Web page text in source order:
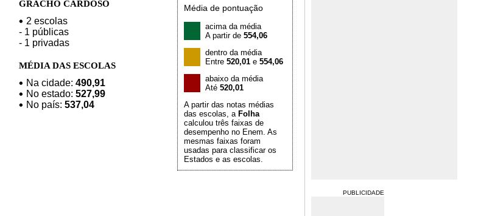
GRACHO CARDOSO
2 escolas
- 1 públicas
- 1 privadas
MÉDIA DAS ESCOLAS
Na cidade: 490,91
No estado: 527,99
No país: 537,04
Média de pontuação
acima da média
A partir de 554,06
dentro da média
Entre 520,01 e 554,06
abaixo da média
Até 520,01
A partir das notas médias
das escolas, a Folha
calculou três faixas de
desempenho no Enem. As
mesmas faixas foram
usadas para classificar os
Estados e as escolas.
PUBLICIDADE